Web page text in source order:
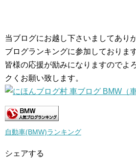
当ブログにお越し下さいましてあり
ブログランキングに参加しております
皆様の応援が励みになりますのでよ
クくお願い致します。
自動車(BMW)ランキング
シェアする